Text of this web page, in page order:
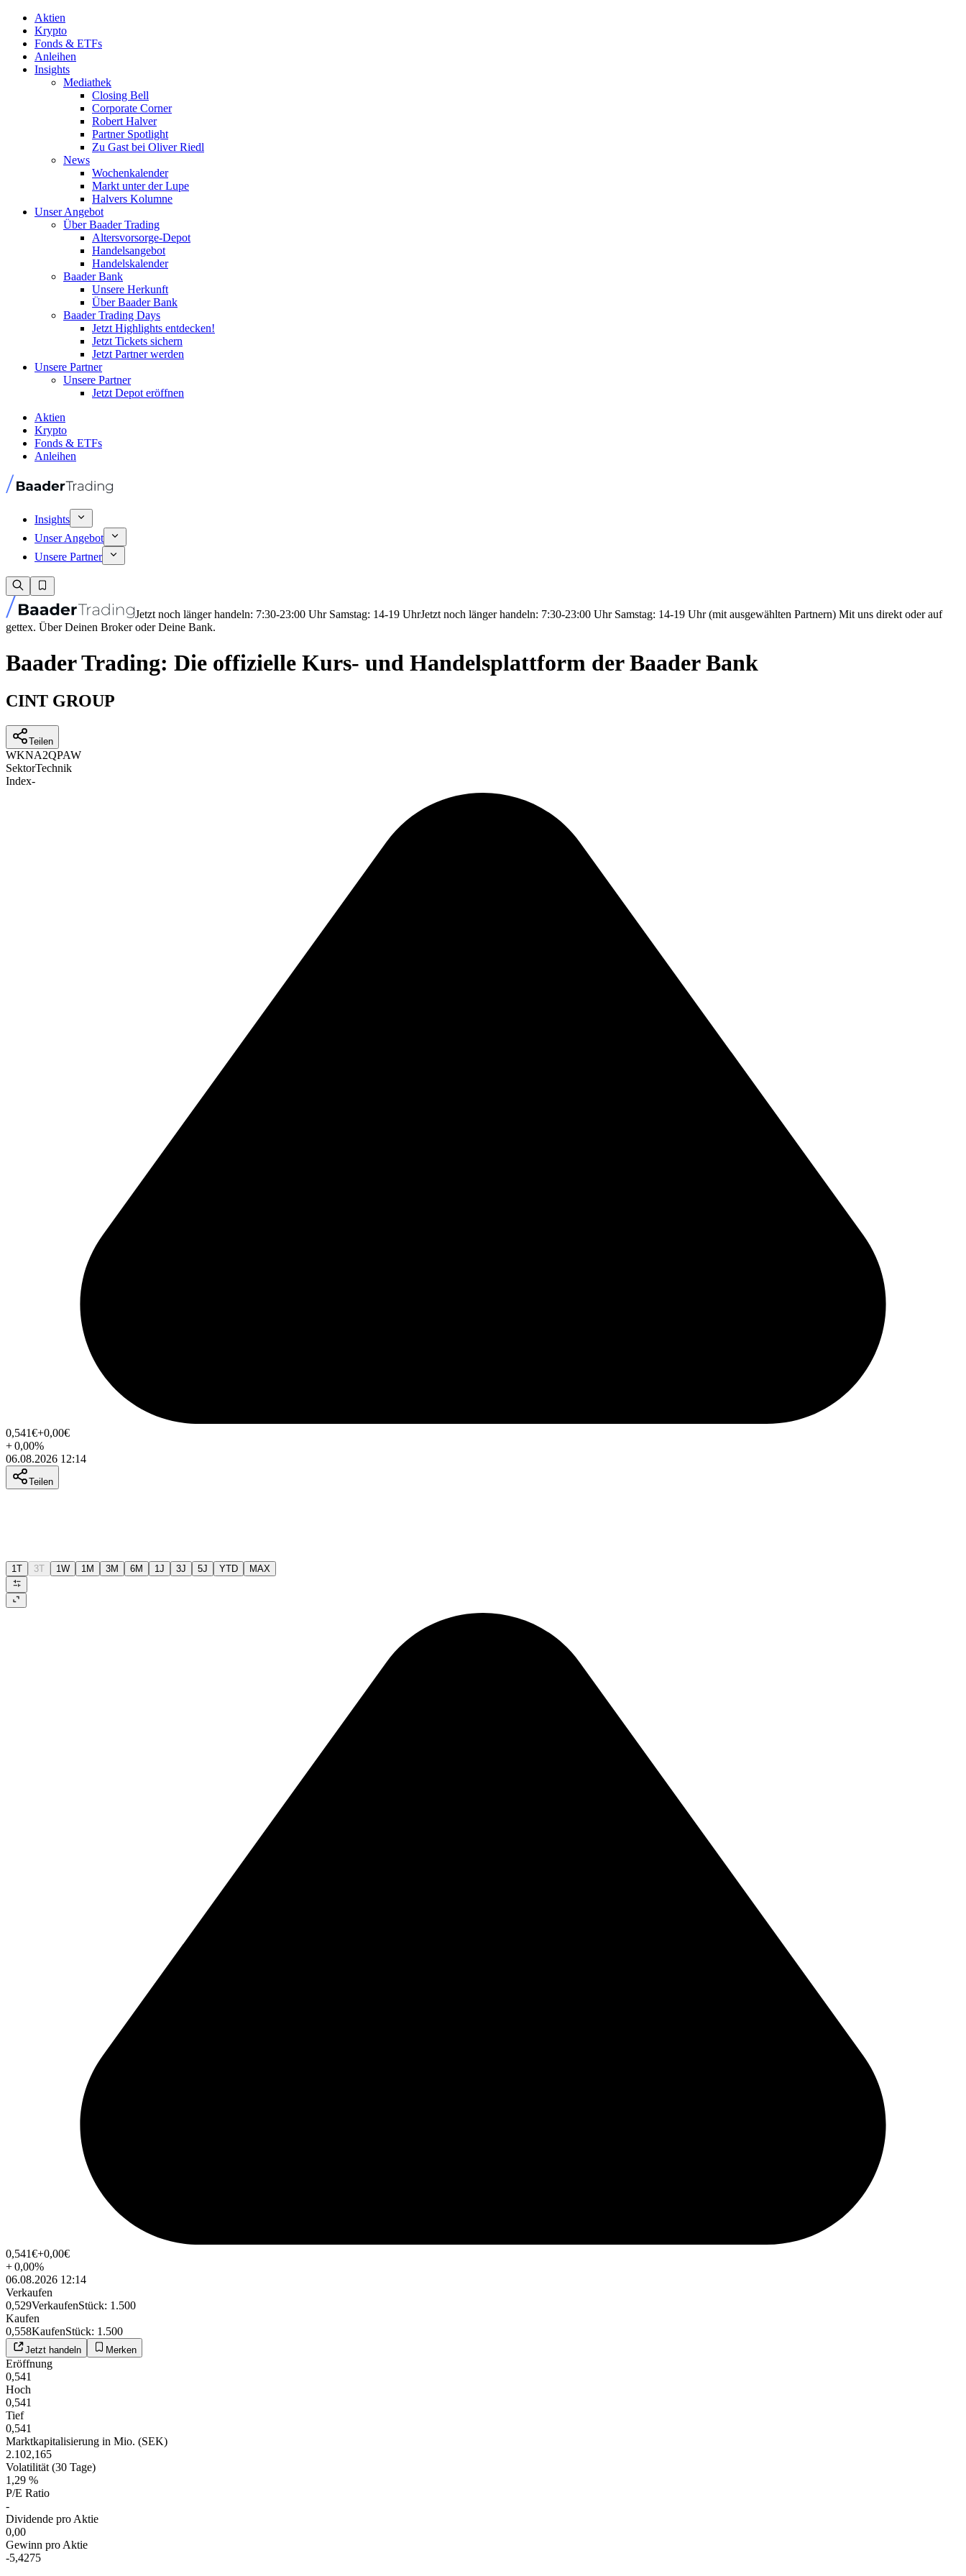
Aktien
Krypto
Fonds & ETFs
Anleihen
Insights
Mediathek
Closing Bell
Corporate Corner
Robert Halver
Partner Spotlight
Zu Gast bei Oliver Riedl
News
Wochenkalender
Markt unter der Lupe
Halvers Kolumne
Unser Angebot
Über Baader Trading
Altersvorsorge-Depot
Handelsangebot
Handelskalender
Baader Bank
Unsere Herkunft
Über Baader Bank
Baader Trading Days
Jetzt Highlights entdecken!
Jetzt Tickets sichern
Jetzt Partner werden
Unsere Partner
Unsere Partner
Jetzt Depot eröffnen
Aktien
Krypto
Fonds & ETFs
Anleihen
Insights
Unser Angebot
Unsere Partner
Jetzt noch länger handeln: 7:30-23:00 Uhr Samstag: 14-19 UhrJetzt noch länger handeln: 7:30-23:00 Uhr Samstag: 14-19 Uhr (mit ausgewählten Partnern) Mit uns direkt oder auf
gettex. Über Deinen Broker oder Deine Bank.
Baader Trading: Die offizielle Kurs- und Handelsplattform der Baader Bank
CINT GROUP
Teilen
WKNA2QPAW
SektorTechnik
Index-
0,541€+0,00€
+0,00%
06.08.2026 12:14
Teilen
1T 3T 1W 1M 3M 6M 1J 3J 5J YTD MAX
0,541€+0,00€
+0,00%
06.08.2026 12:14
Verkaufen
0,529VerkaufenStück: 1.500
Kaufen
0,558KaufenStück: 1.500
Jetzt handeln Merken
Eröffnung
0,541
Hoch
0,541
Tief
0,541
Marktkapitalisierung in Mio. (SEK)
2.102,165
Volatilität (30 Tage)
1,29 %
P/E Ratio
-
Dividende pro Aktie
0,00
Gewinn pro Aktie
-5,4275